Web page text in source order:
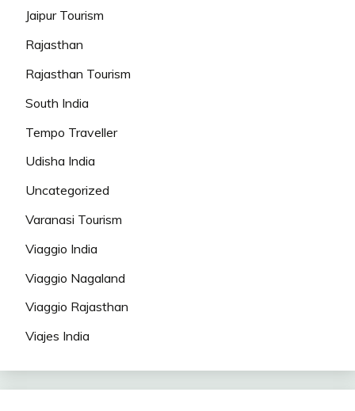
Jaipur Tourism
Rajasthan
Rajasthan Tourism
South India
Tempo Traveller
Udisha India
Uncategorized
Varanasi Tourism
Viaggio India
Viaggio Nagaland
Viaggio Rajasthan
Viajes India